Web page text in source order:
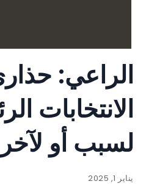
الراعي:
الانتخابات
لسبب أو لآخر
يناير 1, 2025